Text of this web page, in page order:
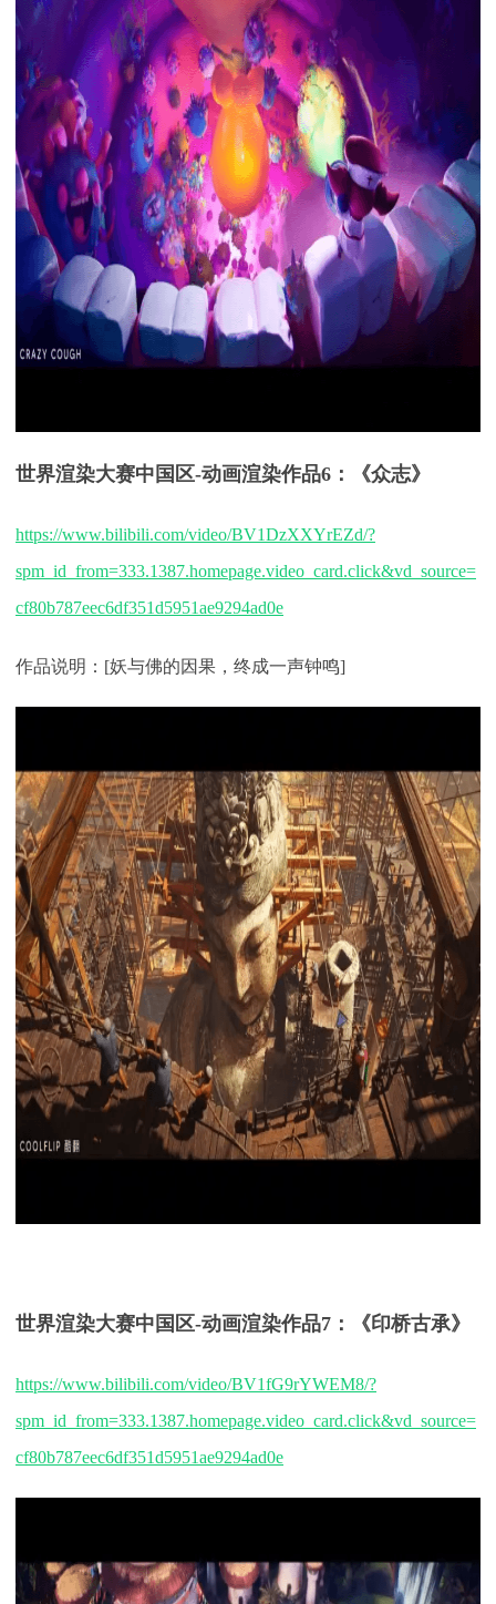
世界渲染大赛中国区-动画渲染作品6：《众志》
https://www.bilibili.com/video/BV1DzXXYrEZd/?
spm_id_from=333.1387.homepage.video_card.click&vd_source=
cf80b787eec6df351d5951ae9294ad0e
作品说明： [妖与佛的因果，终成一声钟鸣]
世界渲染大赛中国区-动画渲染作品7 ： 《印桥古承》
https://www.bilibili.com/video/BV1fG9rYWEM8/?
spm_id_from=333.1387.homepage.video_card.click&vd_source=
cf80b787eec6df351d5951ae9294ad0e